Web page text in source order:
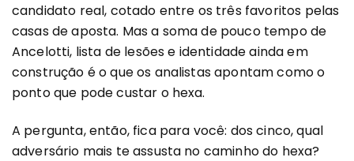
candidato real, cotado entre os três favoritos pelas
casas de aposta. Mas a soma de pouco tempo de
Ancelotti, lista de lesões e identidade ainda em
construção é o que os analistas apontam como o
ponto que pode custar o hexa.
A pergunta, então, fica para você: dos cinco, qual
adversário mais te assusta no caminho do hexa?